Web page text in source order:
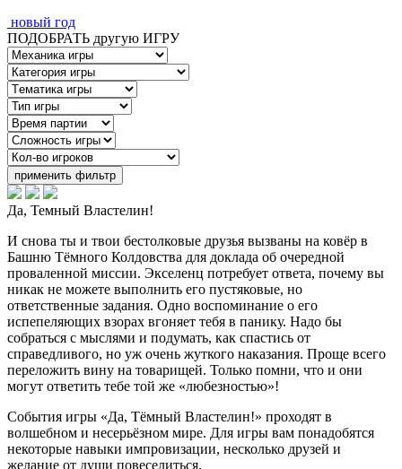
новый год
ПОДОБРАТЬ другую ИГРУ
применить фильтр
Да, Темный Властелин!
И снова ты и твои бестолковые друзья вызваны на ковёр в
Башню Тёмного Колдовства для доклада об очередной
проваленной миссии. Экселенц потребует ответа, почему вы
никак не можете выполнить его пустяковые, но
ответственные задания. Одно воспоминание о его
испепеляющих взорах вгоняет тебя в панику. Надо бы
собраться с мыслями и подумать, как спастись от
справедливого, но уж очень жуткого наказания. Проще всего
переложить вину на товарищей. Только помни, что и они
могут ответить тебе той же «любезностью»!
События игры «Да, Тёмный Властелин!» проходят в
волшебном и несерьёзном мире. Для игры вам понадобятся
некоторые навыки импровизации, несколько друзей и
желание от души повеселиться.